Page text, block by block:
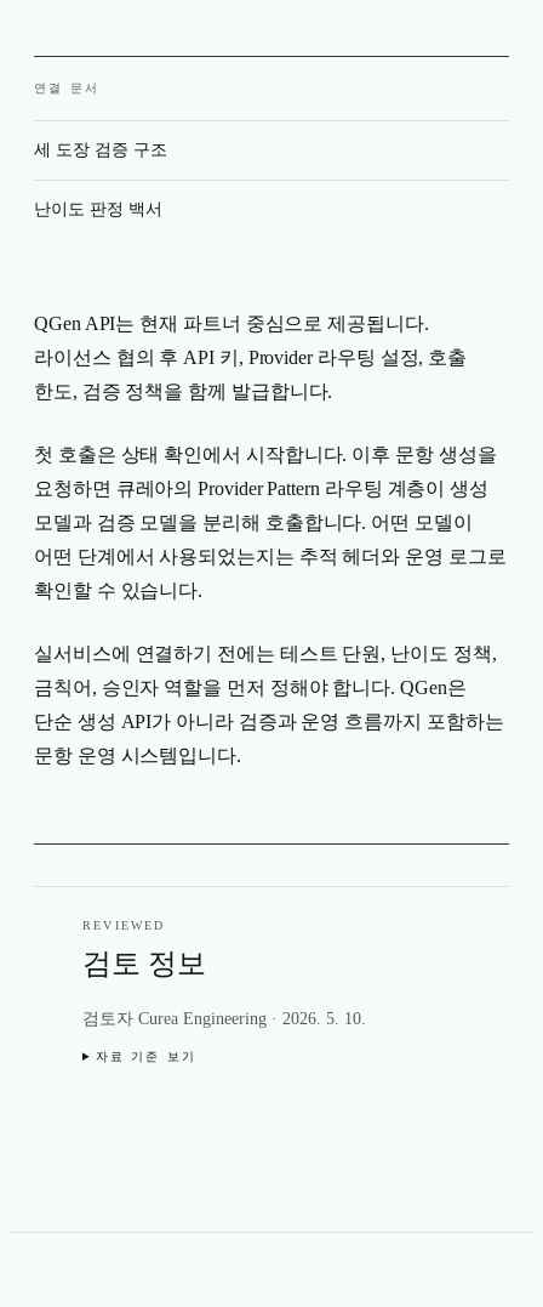
연결 문서
세 도장 검증 구조
난이도 판정 백서
QGen API는 현재 파트너 중심으로 제공됩니다.
라이선스 협의 후 API 키, Provider 라우팅 설정, 호출
한도, 검증 정책을 함께 발급합니다.
첫 호출은 상태 확인에서 시작합니다. 이후 문항 생성을
요청하면 큐레아의 Provider Pattern 라우팅 계층이 생성
모델과 검증 모델을 분리해 호출합니다. 어떤 모델이
어떤 단계에서 사용되었는지는 추적 헤더와 운영 로그로
확인할 수 있습니다.
실서비스에 연결하기 전에는 테스트 단원, 난이도 정책,
금칙어, 승인자 역할을 먼저 정해야 합니다. QGen은
단순 생성 API가 아니라 검증과 운영 흐름까지 포함하는
문항 운영 시스템입니다.
REVIEWED
검토 정보
검토자 Curea Engineering · 2026. 5. 10.
자료 기준 보기